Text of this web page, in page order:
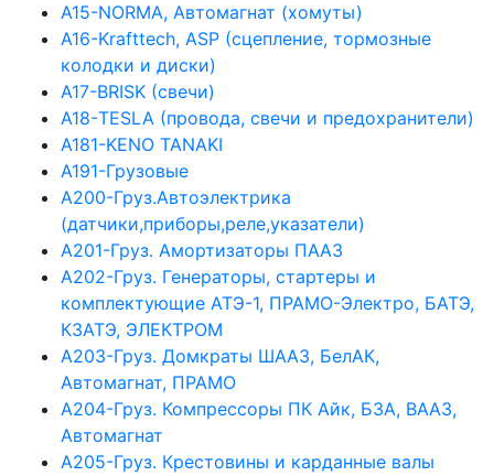
А15-NORMA, Автомагнат (хомуты)
А16-Krafttech, ASP (сцепление, тормозные
колодки и диски)
А17-BRISK (свечи)
А18-TESLA (провода, свечи и предохранители)
А181-KENO TANAKI
А191-Грузовые
А200-Груз.Автоэлектрика
(датчики,приборы,реле,указатели)
А201-Груз. Амортизаторы ПААЗ
А202-Груз. Генераторы, стартеры и
комплектующие АТЭ-1, ПРАМО-Электро, БАТЭ,
КЗАТЭ, ЭЛЕКТРОМ
А203-Груз. Домкраты ШААЗ, БелАК,
Автомагнат, ПРАМО
А204-Груз. Компрессоры ПК Айк, БЗА, ВААЗ,
Автомагнат
А205-Груз. Крестовины и карданные валы